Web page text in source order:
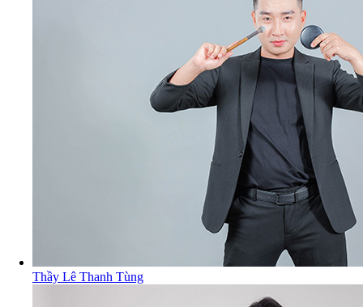
Thầy Lê Thanh Tùng